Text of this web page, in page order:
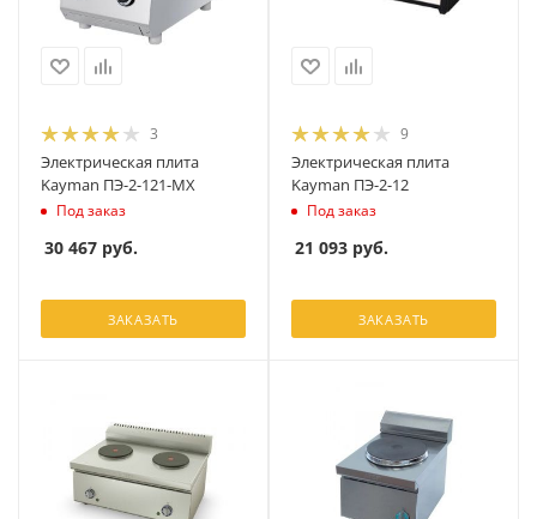
3
Электрическая плита
Kayman ПЭ-2-121-МХ
Под заказ
30 467 руб.
ЗАКАЗАТЬ
9
Электрическая плита
Kayman ПЭ-2-12
Под заказ
21 093 руб.
ЗАКАЗАТЬ